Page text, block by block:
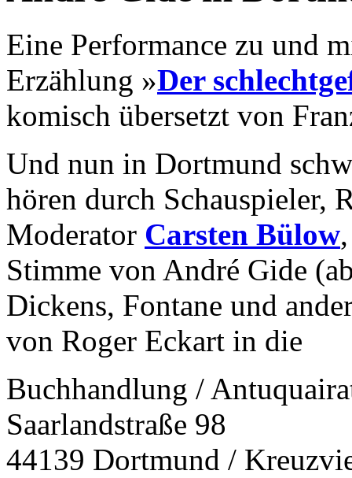
Eine Performance zu und
Erzählung »Der
komisch übersetzt von
Und nun in Dortmund
hören durch Schauspieler,
Moderator Carsten Bülow
Stimme von André Gide
Dickens, Fontane und
von Roger Eckart in die
Buchhandlung /
Saarlandstraße 98
44139 Dortmund /